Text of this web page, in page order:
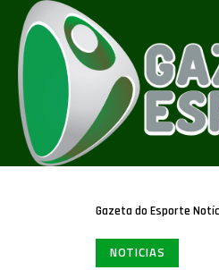
Gazeta do Esporte
NOTICIAS